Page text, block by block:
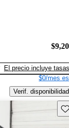
El precio incluye tasas
$0/mes
Verif. disponibilidad